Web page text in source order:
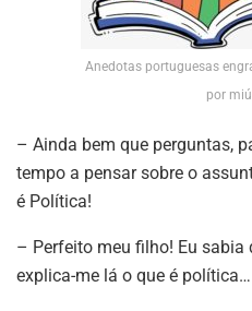
Anedotas portuguesas
por
– Ainda bem que perguntas,
tempo a pensar sobre o
é Política!
– Perfeito meu filho! Eu sabia
explica-me lá o que é política…